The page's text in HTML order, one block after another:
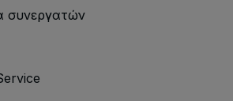
συνεργατών